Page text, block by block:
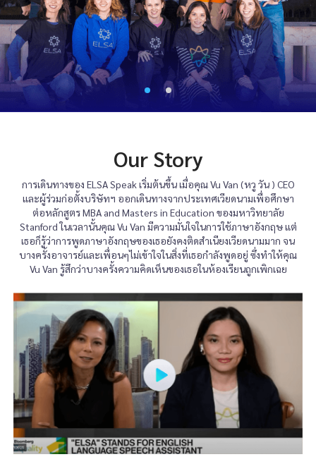
Our Story
การเดินทางของ ELSA Speak เริ่มต้นขึ้น เมื่อคุณ Vu Van (หวู วัน ) CEO
และผู้ร่วมก่อตั้งบริษัทฯ ออกเดินทางจากประเทศเวียดนามเพื่อศึกษา
ต่อหลักสูตร MBA and Masters in Education ของมหาวิทยาลัย
Stanford ในเวลานั้นคุณ Vu Van มีความมั่นใจในการใช้ภาษาอังกฤษ แต่
เธอก็รู้ว่าการพูดภาษาอังกฤษของเธอยังคงติดสำเนียงเวียดนามมาก จน
บางครั้งอาจารย์และเพื่อนๆไม่เข้าใจในสิ่งที่เธอกำลังพูดอยู่ ซึ่งทำให้คุณ
​Vu Van รู้สึกว่าบางครั้งความคิดเห็นของเธอในห้องเรียนถูกเพิกเฉย